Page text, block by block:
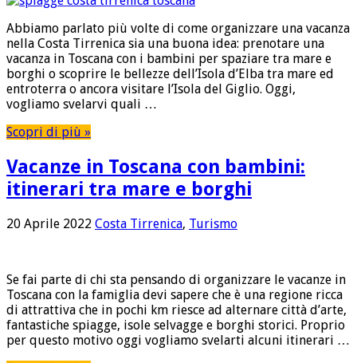
Abbiamo parlato più volte di come organizzare una vacanza
nella Costa Tirrenica sia una buona idea: prenotare una
vacanza in Toscana con i bambini per spaziare tra mare e
borghi o scoprire le bellezze dell’Isola d’Elba tra mare ed
entroterra o ancora visitare l’Isola del Giglio. Oggi,
vogliamo svelarvi quali …
Scopri di più »
Vacanze in Toscana con bambini:
itinerari tra mare e borghi
20 Aprile 2022 Costa Tirrenica, Turismo
Se fai parte di chi sta pensando di organizzare le vacanze in
Toscana con la famiglia devi sapere che è una regione ricca
di attrattiva che in pochi km riesce ad alternare città d’arte,
fantastiche spiagge, isole selvagge e borghi storici. Proprio
per questo motivo oggi vogliamo svelarti alcuni itinerari …